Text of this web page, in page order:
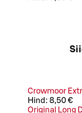
Crowmoor
Hind: 8,50 €
Original Long